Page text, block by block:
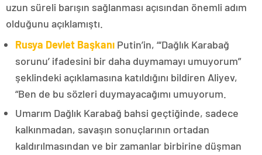
uzun süreli barışın sağlanması açısından önemli adım
olduğunu açıklamıştı.
Rusya Devlet Başkanı Putin’in, “‘Dağlık Karabağ
sorunu’ ifadesini bir daha duymamayı umuyorum”
şeklindeki açıklamasına katıldığını bildiren Aliyev,
“Ben de bu sözleri duymayacağımı umuyorum.
Umarım Dağlık Karabağ bahsi geçtiğinde, sadece
kalkınmadan, savaşın sonuçlarının ortadan
kaldırılmasından ve bir zamanlar birbirine düşman